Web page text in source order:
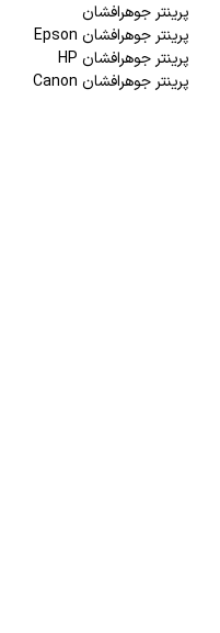
پرینتر جوهرافشان
پرینتر جوهرافشان Epson
پرینتر جوهرافشان HP
پرینتر جوهرافشان Canon